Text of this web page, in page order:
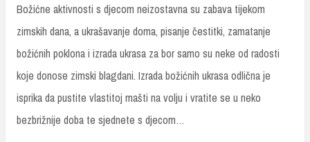
Božićne aktivnosti s djecom neizostavna su zabava tijekom
zimskih dana, a ukrašavanje doma, pisanje čestitki, zamatanje
božićnih poklona i izrada ukrasa za bor samo su neke od radosti
koje donose zimski blagdani. Izrada božićnih ukrasa odlična je
isprika da pustite vlastitoj mašti na volju i vratite se u neko
bezbrižnije doba te sjednete s djecom…